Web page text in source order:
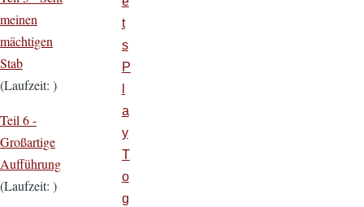
meinen
mächtigen
Stab
(Laufzeit: )
Teil 6 -
Großartige
Aufführung
(Laufzeit: )
t
s
P
a
y
T
o
g